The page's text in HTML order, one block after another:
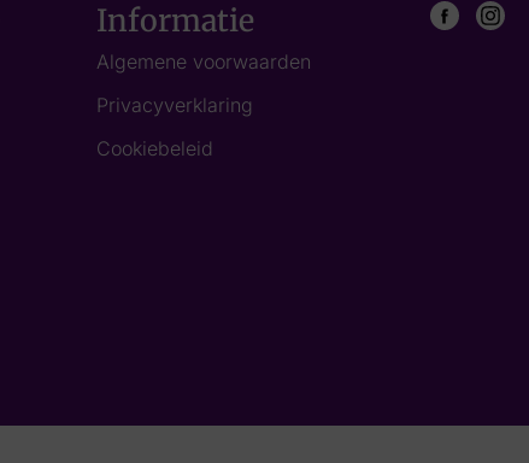
Informatie
Algemene voorwaarden
Privacyverklaring
Cookiebeleid